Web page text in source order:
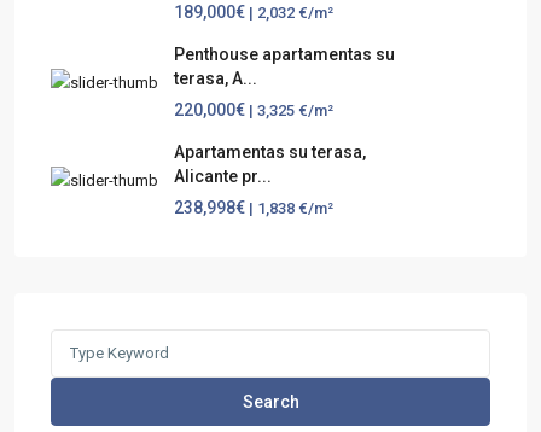
189,000€ | 2,032 €/m²
Penthouse apartamentas su
terasa, A...
220,000€ | 3,325 €/m²
Apartamentas su terasa,
Alicante pr...
238,998€ | 1,838 €/m²
Search